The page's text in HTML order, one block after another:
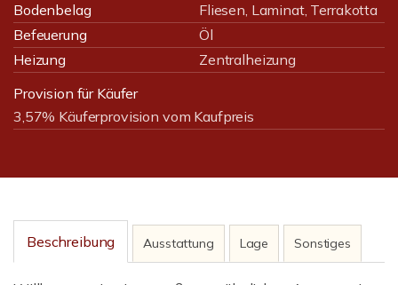
Bodenbelag
Fliesen, Laminat, Terrakotta
Befeuerung
Öl
Heizung
Zentralheizung
Provision für Käufer
3,57% Käuferprovision vom Kaufpreis
Beschreibung Ausstattung Lage Sonstiges